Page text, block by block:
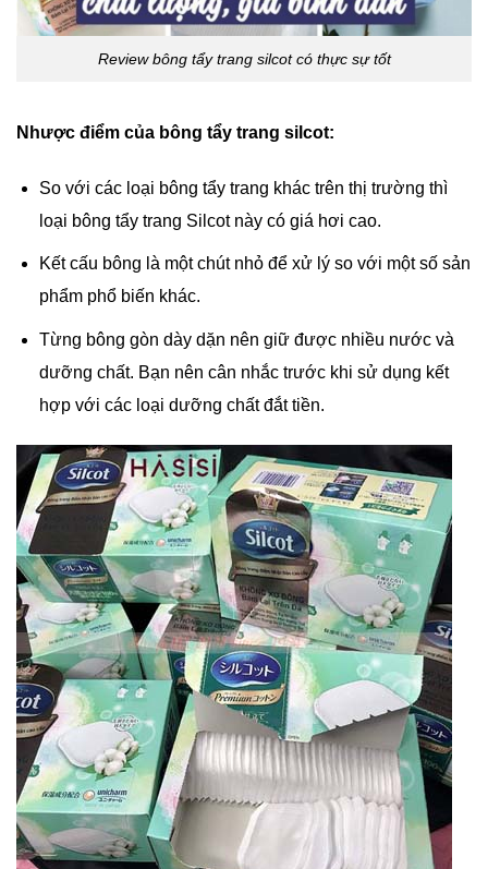
Review bông tẩy trang silcot có thực sự tốt
Nhược điểm của bông tẩy trang silcot:
So với các loại bông tẩy trang khác trên thị trường thì
loại bông tẩy trang Silcot này có giá hơi cao.
Kết cấu bông là một chút nhỏ để xử lý so với một số sản
phẩm phổ biến khác.
Từng bông gòn dày dặn nên giữ được nhiều nước và
dưỡng chất. Bạn nên cân nhắc trước khi sử dụng kết
hợp với các loại dưỡng chất đắt tiền.